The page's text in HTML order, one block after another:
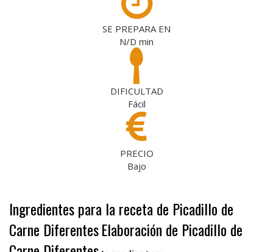
SE PREPARA EN
N/D min
DIFICULTAD
Fácil
PRECIO
Bajo
Ingredientes para la receta de Picadillo de
Carne DiferentesElaboración de Picadillo de